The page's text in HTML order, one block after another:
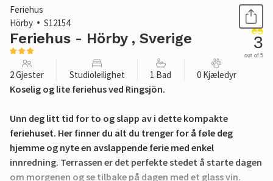
Feriehus
Hörby
S12154
Feriehus - Hörby , Sverige 3
out of 5
2 Gjester Studioleilighet 1 Bad 0 Kjæledyr
Koselig og lite feriehus ved Ringsjön.
Unn deg litt tid for to og slapp av i dette kompakte
feriehuset. Her finner du alt du trenger for å føle deg
hjemme og nyte en avslappende ferie med enkel
innredning. Terrassen er det perfekte stedet å starte dagen
om morgenen og se tilbake på dagen med et glass vin.